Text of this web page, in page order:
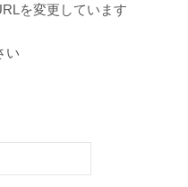
を変更しています
い